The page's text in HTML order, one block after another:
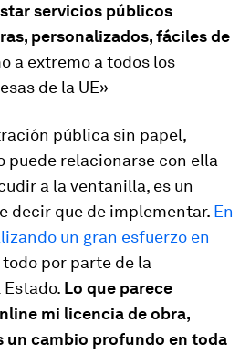
servicios públicos
personalizados, fáciles de
a extremo a todos los
de la UE»
pública sin papel,
puede relacionarse con ella
a la ventanilla, es un
decir que de implementar. En
un gran esfuerzo en
todo por parte de la
Lo que parece
mi licencia de obra,
un cambio profundo en toda